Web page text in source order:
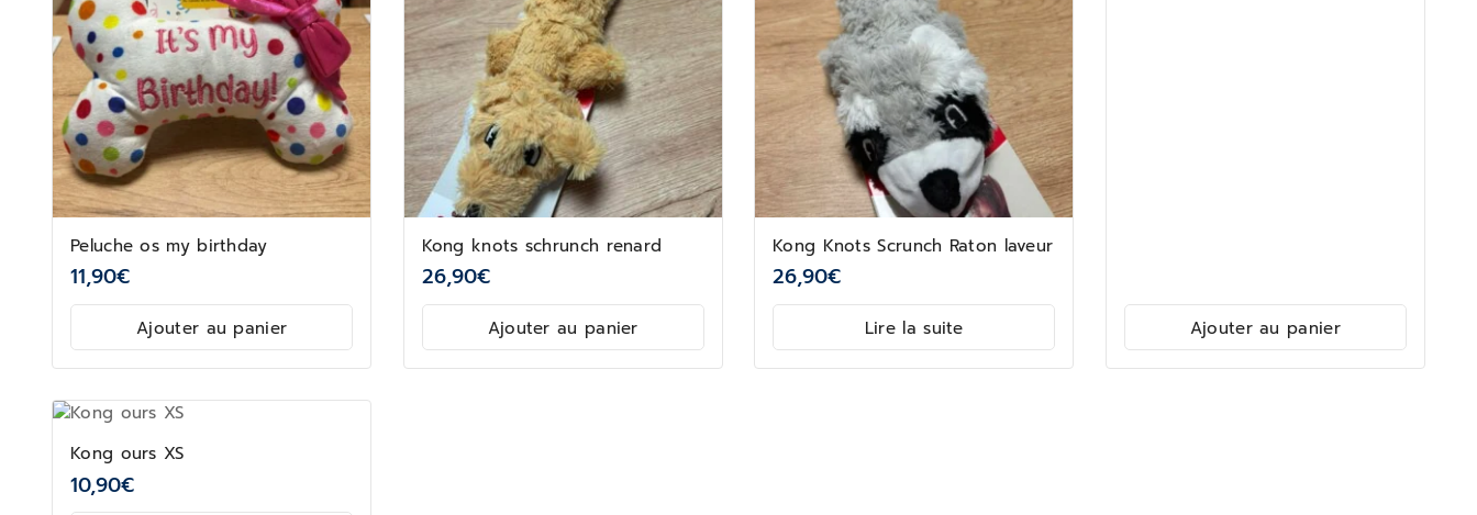
Peluche os my birthday
11,90€
Ajouter au panier
Kong knots schrunch renard
26,90€
Ajouter au panier
​Kong Knots Scrunch Raton laveur
26,90€
Lire la suite Ajouter au panier
Kong ours XS
10,90€